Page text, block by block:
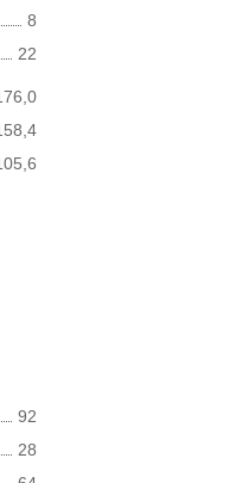
8
22
92
28